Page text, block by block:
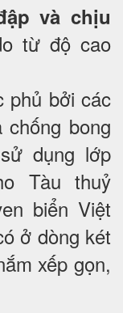
và chịu
từ độ cao
bởi các
bong
dụng lớp
Tàu thuỷ
biển Việt
ở dòng két
xếp gọn,